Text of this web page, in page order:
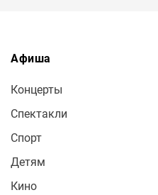
Афиша
Концерты
Спектакли
Спорт
Детям
Кино